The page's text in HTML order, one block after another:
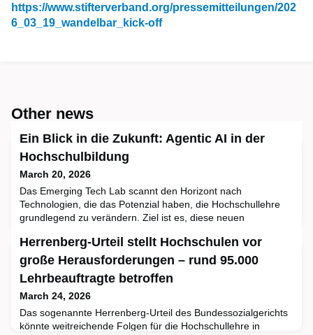
https://www.stifterverband.org/pressemitteilungen/202
6_03_19_wandelbar_kick-off
Other news
Ein Blick in die Zukunft: Agentic AI in der
Hochschulbildung
March 20, 2026
Das Emerging Tech Lab scannt den Horizont nach
Technologien, die das Potenzial haben, die Hochschullehre
grundlegend zu verändern. Ziel ist es, diese neuen
und ihr Potenzial für Studium und Lehre zu erkunden. In
dieser Reihe stellen sie deshalb in drei Blogbeiträgen KI-
Agenten vor und zeigen auf, wie sie für die die
Hochschulbildung nützlich s
Herrenberg-Urteil stellt Hochschulen vor
große Herausforderungen – rund 95.000
Lehrbeauftragte betroffen
March 24, 2026
Das sogenannte Herrenberg-Urteil des Bundessozialgerichts
könnte weitreichende Folgen für die Hochschullehre in